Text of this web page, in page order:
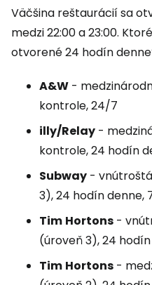
Väčšina reštaurácií sa
medzi 22:00 a 23:00.
otvorené 24 hodín
A&W -
kontrole, 24/7
illy/Relay -
kontrole, 24 hodín
Subway -
3), 24 hodín denne,
Tim Hortons -
(úroveň 3), 24
Tim Hortons -